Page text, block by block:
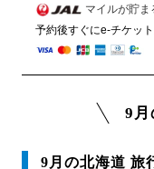
マイルが貯ま
予約後すぐにe-チケッ
9月
9月の北海道 旅